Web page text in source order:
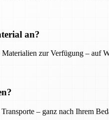
an?
zur Verfügung – auf
– ganz nach Ihrem